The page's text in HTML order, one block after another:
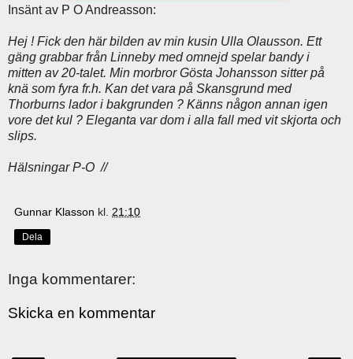
Insänt av P O Andreasson:
Hej ! Fick den här bilden av min kusin Ulla Olausson. Ett
gäng grabbar från Linneby med omnejd spelar bandy i
mitten av 20-talet. Min morbror Gösta Johansson sitter på
knä som fyra fr.h. Kan det vara på Skansgrund med
Thorburns lador i bakgrunden ? Känns någon annan igen
vore det kul ? Eleganta var dom i alla fall med vit skjorta och
slips.
Hälsningar P-O //
Gunnar Klasson kl. 21:10
Dela
Inga kommentarer:
Skicka en kommentar